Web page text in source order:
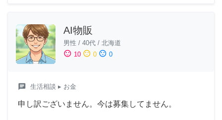
AI物販
男性 / 40代 / 北海道
sentiment_satisfied 10 sentiment_neutral 0 sentiment_dissatisfied 0
chat 生活相談 ▸ お金
申し訳ございません。今は募集してません。